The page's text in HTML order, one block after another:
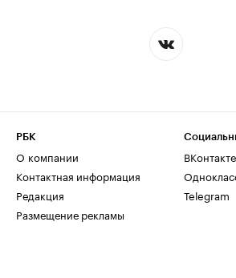
РБК
О компании
Контактная информация
Редакция
Размещение рекламы
ВКонтакте
Telegram